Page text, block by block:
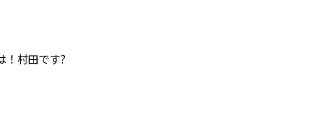
！村田です?